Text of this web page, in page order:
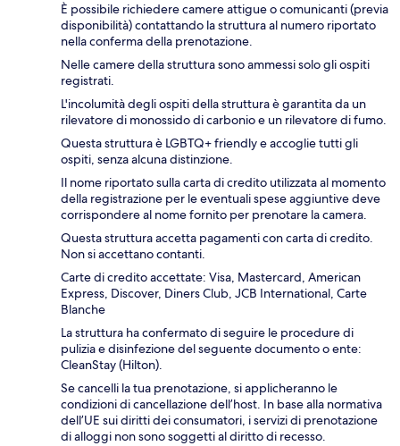
È possibile richiedere camere attigue o comunicanti (previa
disponibilità) contattando la struttura al numero riportato
nella conferma della prenotazione.
Nelle camere della struttura sono ammessi solo gli ospiti
registrati.
L'incolumità degli ospiti della struttura è garantita da un
rilevatore di monossido di carbonio e un rilevatore di fumo.
Questa struttura è LGBTQ+ friendly e accoglie tutti gli
ospiti, senza alcuna distinzione.
Il nome riportato sulla carta di credito utilizzata al momento
della registrazione per le eventuali spese aggiuntive deve
corrispondere al nome fornito per prenotare la camera.
Questa struttura accetta pagamenti con carta di credito.
Non si accettano contanti.
Carte di credito accettate: Visa, Mastercard, American
Express, Discover, Diners Club, JCB International, Carte
Blanche
La struttura ha confermato di seguire le procedure di
pulizia e disinfezione del seguente documento o ente:
CleanStay (Hilton).
Se cancelli la tua prenotazione, si applicheranno le
condizioni di cancellazione dell’host. In base alla normativa
dell’UE sui diritti dei consumatori, i servizi di prenotazione
di alloggi non sono soggetti al diritto di recesso.